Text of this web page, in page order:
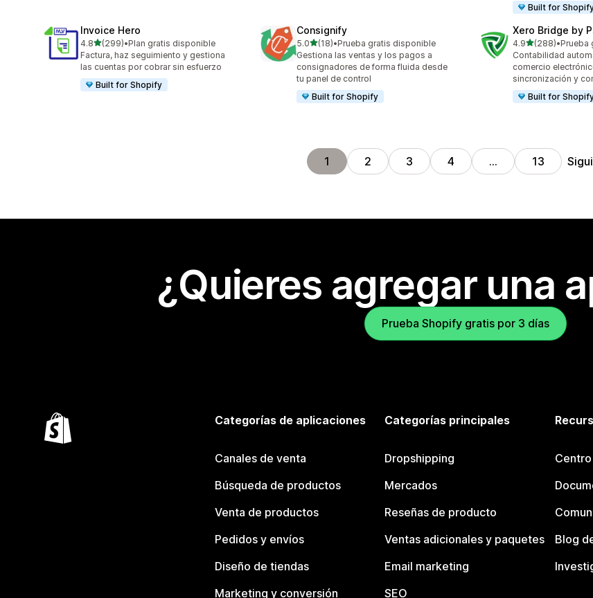
Built for
Invoice Hero
4.8de 5 estrellas
(299)
299 reseñas en total
•Plan gratis disponible
Factura, haz seguimiento y gestiona
las cuentas por cobrar sin esfuerzo
Built for Shopify
Consignify
5.0de 5 estrellas
(18)
18 reseñas en total
•Prueba gratis disponible
Gestiona las ventas y los pagos a
consignadores de forma fluida desde
tu panel de control
Built for Shopify
Xero Bridge by
4.9de 5 estrellas
(288)
288 reseñas en
•Prueba
Contabilidad
comercio
sincronización y
Built for
1 2 3 4 … 13
¿Quieres agregar una
Prueba Shopify gratis por 3 días
Categorías de aplicaciones
Canales de venta
Búsqueda de productos
Venta de productos
Pedidos y envíos
Diseño de tiendas
Marketing y conversión
Categorías principales
Dropshipping
Mercados
Reseñas de producto
Ventas adicionales y paquetes
Email marketing
SEO
Blog